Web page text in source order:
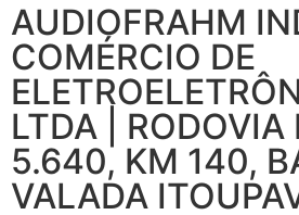
AUDIOFRAHM
COMÉRCIO DE
LTDA | RODOVIA
5.640, KM 140,
VALADA